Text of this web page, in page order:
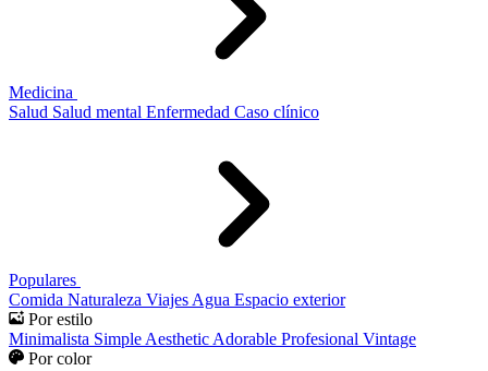
Medicina
Salud Salud mental Enfermedad Caso clínico
Populares
Comida Naturaleza Viajes Agua Espacio exterior
Por estilo
Minimalista Simple Aesthetic Adorable Profesional Vintage
Por color